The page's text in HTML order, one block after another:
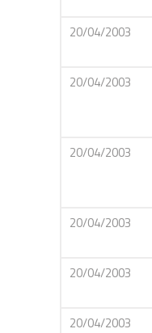
20/04/2003
20/04/2003
20/04/2003
20/04/2003
20/04/2003
20/04/2003